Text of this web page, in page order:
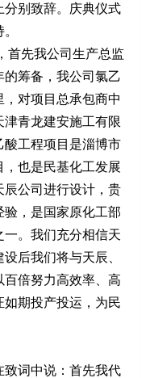
分别致辞。庆典仪式
持。
先我公司生产总监
筹备，我公司氯乙
对项目总承包商中
津青龙建安施工有限
酸工程项目是淄博市
也是民基化工发展
辰公司进行设计，贵
，是国家原化工部
。我们充分相信天
后我们将与天辰、
倍努力高效率、高
如期投产投运，为民
词中说：首先我代